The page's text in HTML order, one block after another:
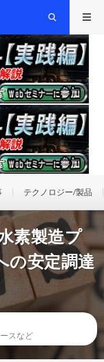
テクノロジー/製品
素製造プ
の安定調達
スなど